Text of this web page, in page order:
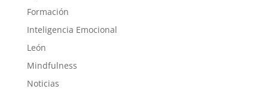
Formación
Inteligencia Emocional
León
Mindfulness
Noticias